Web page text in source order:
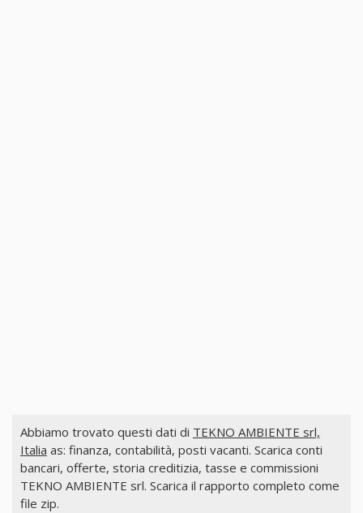
Abbiamo trovato questi dati di TEKNO AMBIENTE srl,
Italia as: finanza, contabilità, posti vacanti. Scarica conti
bancari, offerte, storia creditizia, tasse e commissioni
TEKNO AMBIENTE srl. Scarica il rapporto completo come
file zip.